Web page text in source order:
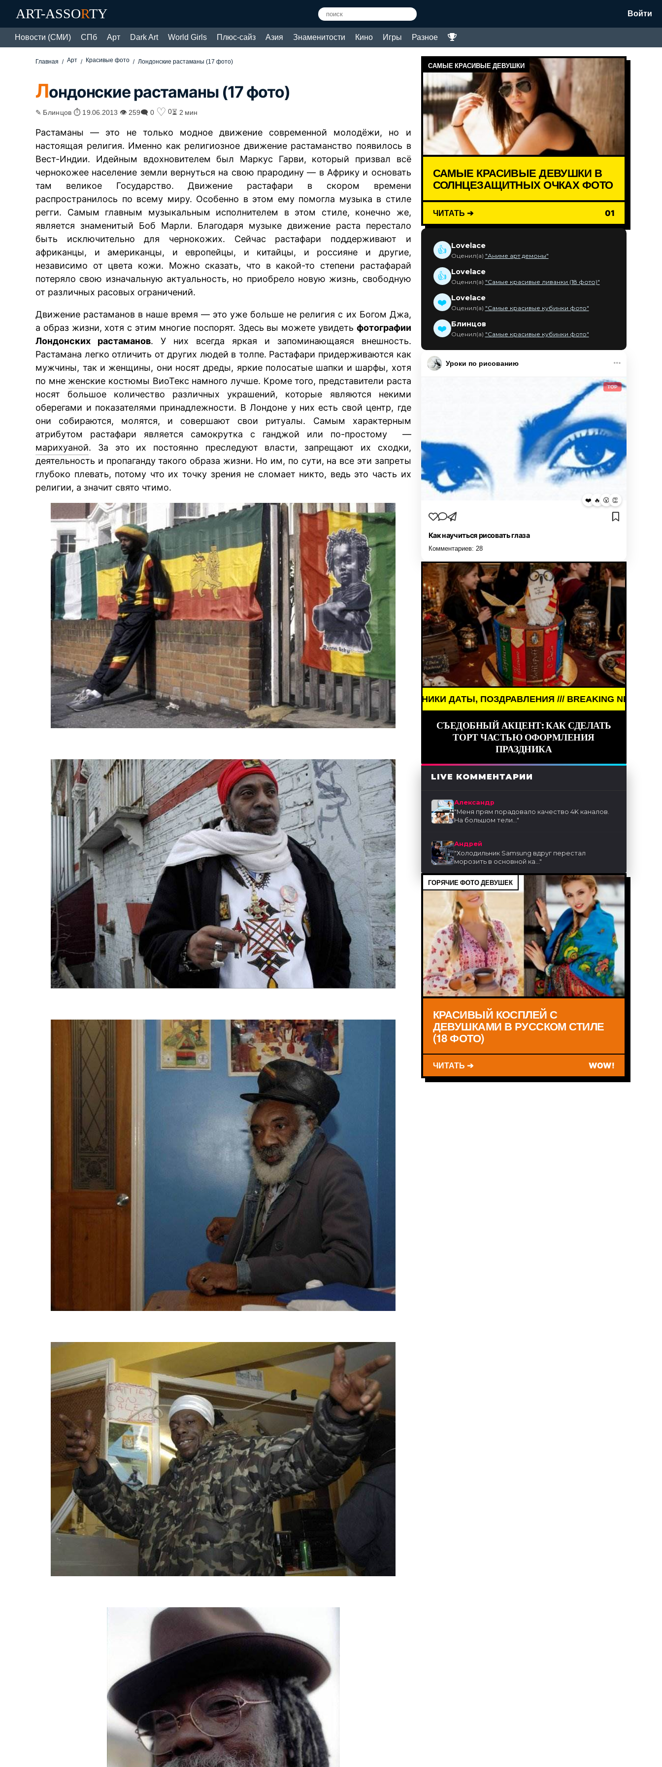
ART-ASSORTY Войти
Новости (СМИ) СПб Арт Dark Art World Girls Плюс-сайз Азия Знаменитости Кино Игры Разное
Главная Арт Красивые фото Лондонские растаманы (17 фото)
Лондонские растаманы (17 фото)
✎ Блинцов ⏱ 19.06.2013 👁 259🗨 0 ♡ 0⏳ 2 мин
Растаманы — это не только модное движение современной молодёжи, но и
настоящая религия. Именно как религиозное движение растаманство появилось в
Вест-Индии. Идейным вдохновителем был Маркус Гарви, который призвал всё
чернокожее население земли вернуться на свою прародину — в Африку и основать
там великое Государство. Движение растафари в скором времени
распространилось по всему миру. Особенно в этом ему помогла музыка в стиле
регги. Самым главным музыкальным исполнителем в этом стиле, конечно же,
является знаменитый Боб Марли. Благодаря музыке движение раста перестало
быть исключительно для чернокожих. Сейчас растафари поддерживают и
африканцы, и американцы, и европейцы, и китайцы, и россияне и другие,
независимо от цвета кожи. Можно сказать, что в какой-то степени растафарай
потеряло свою изначальную актуальность, но приобрело новую жизнь, свободную
от различных расовых ограничений.
Движение растаманов в наше время — это уже больше не религия с их Богом Джа,
а образ жизни, хотя с этим многие поспорят. Здесь вы можете увидеть фотографии
Лондонских растаманов. У них всегда яркая и запоминающаяся внешность.
Растамана легко отличить от других людей в толпе. Растафари придерживаются как
мужчины, так и женщины, они носят дреды, яркие полосатые шапки и шарфы, хотя
по мне женские костюмы ВиоТекс намного лучше. Кроме того, представители раста
носят большое количество различных украшений, которые являются некими
оберегами и показателями принадлежности. В Лондоне у них есть свой центр, где
они собираются, молятся, и совершают свои ритуалы. Самым характерным
атрибутом растафари является самокрутка с ганджой или по-простому —
марихуаной. За это их постоянно преследуют власти, запрещают их сходки,
деятельность и пропаганду такого образа жизни. Но им, по сути, на все эти запреты
глубоко плевать, потому что их точку зрения не сломает никто, ведь это часть их
религии, а значит свято чтимо.
САМЫЕ КРАСИВЫЕ ДЕВУШКИ
САМЫЕ КРАСИВЫЕ ДЕВУШКИ В
СОЛНЦЕЗАЩИТНЫХ ОЧКАХ ФОТО
ЧИТАТЬ ➔ 01
👍 Lovelace
Оценил(а) "Аниме арт демоны"
👍 Lovelace
Оценил(а) "Самые красивые ливанки (18 фото)"
❤️ Lovelace
Оценил(а) "Самые красивые кубинки фото"
❤️ Блинцов
Оценил(а) "Самые красивые кубинки фото"
Уроки по рисованию
TOP
❤️ 🔥 😮 👏
Как научиться рисовать глаза
Комментариев: 28
BREAKING NEWS /// НОВОСТИ (СМИ) /// ПРАЗДНИКИ ДАТЫ, ПОЗДРАВЛЕНИЯ /// BREAKING NEWS /// НОВОСТИ (СМИ) ///
СЪЕДОБНЫЙ АКЦЕНТ: КАК СДЕЛАТЬ
ТОРТ ЧАСТЬЮ ОФОРМЛЕНИЯ
ПРАЗДНИКА
LIVE КОММЕНТАРИИ
Александр
"Меня прям порадовало качество 4K каналов.
На большом тели..."
Андрей
"Холодильник Samsung вдруг перестал
морозить в основной ка..."
ГОРЯЧИЕ ФОТО ДЕВУШЕК
КРАСИВЫЙ КОСПЛЕЙ С
ДЕВУШКАМИ В РУССКОМ СТИЛЕ
(18 ФОТО)
ЧИТАТЬ ➔ WOW!